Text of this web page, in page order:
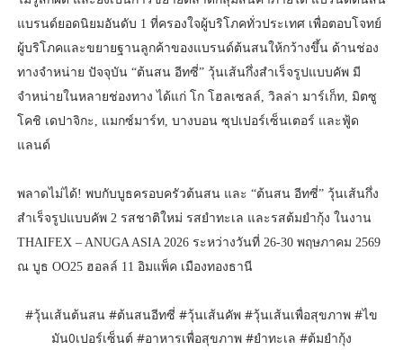
แบรนด์ยอดนิยมอันดับ 1 ที่ครองใจผู้บริโภคทั่วประเทศ เพื่อตอบโจทย์
ผู้บริโภคและขยายฐานลูกค้าของแบรนด์ต้นสนให้กว้างขึ้น ด้านช่อง
ทางจำหน่าย ปัจจุบัน “ต้นสน อีทซี่” วุ้นเส้นกึ่งสำเร็จรูปแบบคัพ มี
จำหน่ายในหลายช่องทาง ได้แก่ โก โฮลเซลล์, วิลล่า มาร์เก็ท, มิตซู
โคชิ เดปาจิกะ, แมกซ์มาร์ท, บางบอน ซุปเปอร์เซ็นเตอร์ และฟู้ด
แลนด์
พลาดไม่ได้! พบกับบูธครอบครัวต้นสน และ “ต้นสน อีทซี่” วุ้นเส้นกึ่ง
สำเร็จรูปแบบคัพ 2 รสชาติใหม่ รสยำทะเล และรสต้มยำกุ้ง ในงาน
THAIFEX – ANUGA ASIA 2026 ระหว่างวันที่ 26-30 พฤษภาคม 2569
ณ บูธ OO25 ฮอลล์ 11 อิมแพ็ค เมืองทองธานี
#วุ้นเส้นต้นสน #ต้นสนอีทซี่ #วุ้นเส้นคัพ #วุ้นเส้นเพื่อสุขภาพ #ไข
มัน0เปอร์เซ็นต์ #อาหารเพื่อสุขภาพ #ยำทะเล #ต้มยำกุ้ง